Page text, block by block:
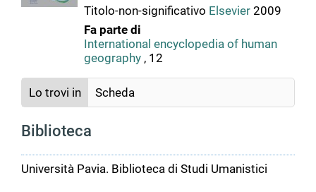
documento
Titolo-non-significativo Elsevier 2009
Fa parte di
International encyclopedia of human
geography, 12
Lo trovi in Scheda
Biblioteca
Università Pavia. Biblioteca di Studi Umanistici